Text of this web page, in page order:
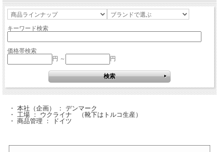
キーワード検索
価格帯検索
円 ～
円
・ 本社（企画） ： デンマーク
・ 工場 ： ウクライナ （靴下はトルコ生産）
・ 商品管理 ： ドイツ